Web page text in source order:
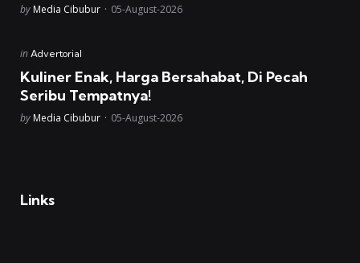
Posted
by Media Cibubur 05-August-2026
Posted
in Advertorial
Kuliner Enak, Harga Bersahabat, Di Pecah
Seribu Tempatnya!
Posted
by Media Cibubur 05-August-2026
Links